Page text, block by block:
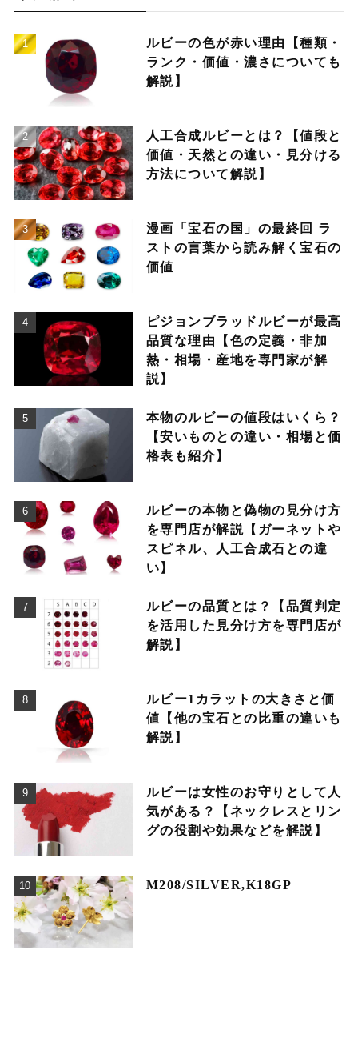
ルビーの色が赤い理由【種類・
ランク・価値・濃さについても
解説】
人工合成ルビーとは？【値段と
価値・天然との違い・見分ける
方法について解説】
漫画「宝石の国」の最終回 ラ
ストの言葉から読み解く宝石の
価値
ピジョンブラッドルビーが最高
品質な理由【色の定義・非加
熱・相場・産地を専門家が解
説】
本物のルビーの値段はいくら？
【安いものとの違い・相場と価
格表も紹介】
ルビーの本物と偽物の見分け方
を専門店が解説【ガーネットや
スピネル、人工合成石との違
い】
ルビーの品質とは？【品質判定
を活用した見分け方を専門店が
解説】
ルビー1カラットの大きさと価
値【他の宝石との比重の違いも
解説】
ルビーは女性のお守りとして人
気がある？【ネックレスとリン
グの役割や効果などを解説】
M208/SILVER,K18GP